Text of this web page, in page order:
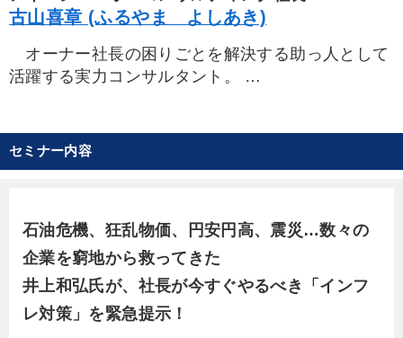
節税』、音声収録物に『賢い節税100の打ち手』
古山喜章 (ふるやま よしあき)
オーナー社長の困りごとを解決する助っ人として
活躍する実力コンサルタント。
営改革や制度導入にたずさわる。
２００５年、儲けの構造を知り尽くした、わが国
画。師匠の井上和弘氏からじかに井上式財務を学
び、会社に残るおカネを最大化し体質を強化する財
務改善、決算対策、銀行交渉、事業承継、相続問題
などで抜群の実績を上げる。
氏の現場のウラのウラを知り抜いた財務ノウハウ
セミナー内容
石油危機、狂乱物価、円安円高、震災…数々の
企業を窮地から救ってきた
井上和弘氏が、社長が今すぐやるべき「インフ
レ対策」を緊急提示！